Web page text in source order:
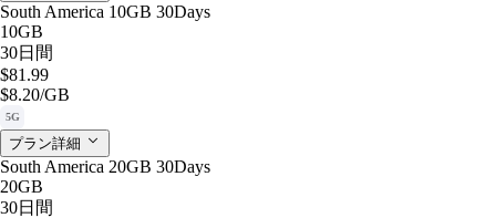
South America 10GB 30Days
10GB
30日間
$81.99
$8.20/GB
5G
プラン詳細
South America 20GB 30Days
20GB
30日間